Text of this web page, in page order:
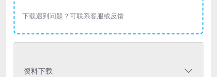
下载遇到问题？可联系客服或反馈
资料下载